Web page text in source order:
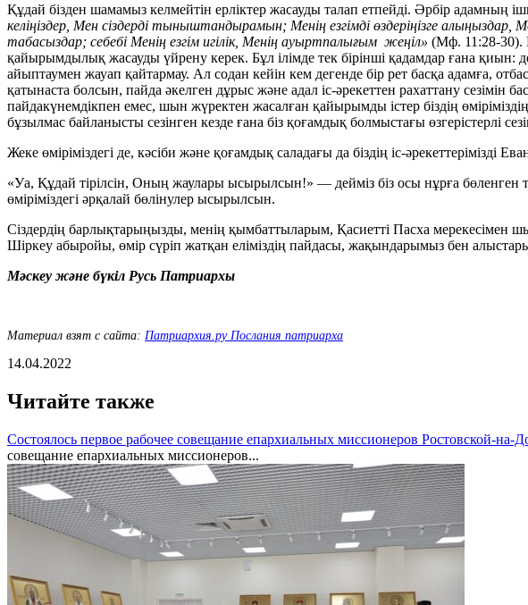
Құдай бізден шамамыз келмейтін ерліктер жасауды талап етпейді. Әрбір адамның
келіңіздер, Мен сіздерді тыныштандырамын; Менің езгімді өздеріңізге
табасыздар; себебі Менің езгім игілік, Менің ауыртпалығым жеңіл» (Мф. 11:28-30).
қайырымдылық жасауды үйрену керек. Бұл ілімде тек бірінші қадамдар ғана қиын:
айыптаумен жауап қайтармау. Ал содан кейін кем дегенде бір рет басқа адамға,
қатынаста болсын, пайда әкелген дұрыс және адал іс-әрекеттен рахаттану
пайдакүнемдікпен емес, шын жүректен жасалған қайырымды істер біздің
бұзылмас байланысты сезінген кезде ғана біз қоғамдық болмыстағы өзгерістерлі
Жеке өміріміздегі де, кәсіби және қоғамдық саладағы да біздің іс-әрекеттерімізді
«Уа, Құдай тірілсін, Оның жаулары ысырылсын!» ― дейміз біз осы нұрға бөленген
өміріміздегі әрқалай бөлінулер ысырылсын.
Сіздердің барлықтарыңызды, менің қымбаттыларым, Қасиетті Пасха
Шіркеу абыройы, өмір сүріп жатқан еліміздің пайдасы, жақындарымыз бен
Мәскеу және бүкіл Русь Патриархы
Материал взят с сайта: Патриархия.ру Послания патриарха
14.04.2022
Читайте также
Состоялось первое рабочее совещание епархиальных миссионеров Ростовской-на-
совещание епархиальных миссионеров...